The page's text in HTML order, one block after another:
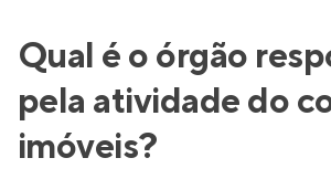
Qual é o órgão
pela atividade do
imóveis?